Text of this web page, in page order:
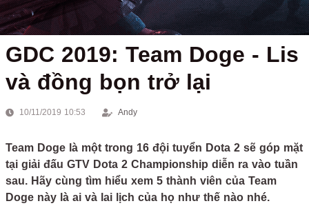
GDC 2019: Team Doge - Lis
và đồng bọn trở lại
10/11/2019 10:53 Andy
Team Doge là một trong 16 đội tuyển Dota 2 sẽ góp mặt
tại giải đấu GTV Dota 2 Championship diễn ra vào tuần
sau. Hãy cùng tìm hiểu xem 5 thành viên của Team
Doge này là ai và lai lịch của họ như thế nào nhé.